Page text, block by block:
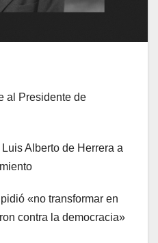
al Presidente de
Alberto de Herrera a
«no transformar en
contra la democracia»